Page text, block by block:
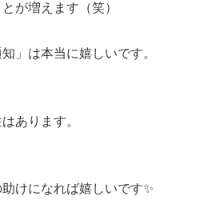
が増えます（笑）
」は本当に嬉しいです。
あります。
けになれば嬉しいです✨